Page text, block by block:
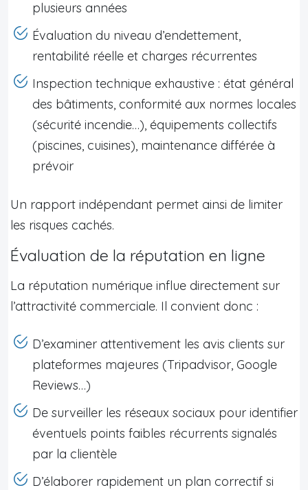
plusieurs années
Évaluation du niveau d’endettement,
rentabilité réelle et charges récurrentes
Inspection technique exhaustive : état général
des bâtiments, conformité aux normes locales
(sécurité incendie…), équipements collectifs
(piscines, cuisines), maintenance différée à
prévoir
Un rapport indépendant permet ainsi de limiter
les risques cachés.
Évaluation de la réputation en ligne
La réputation numérique influe directement sur
l’attractivité commerciale. Il convient donc :
D’examiner attentivement les avis clients sur
plateformes majeures (Tripadvisor, Google
Reviews…)
De surveiller les réseaux sociaux pour identifier
éventuels points faibles récurrents signalés
par la clientèle
D’élaborer rapidement un plan correctif si